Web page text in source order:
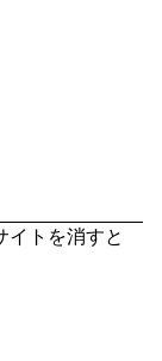
イトを消すと